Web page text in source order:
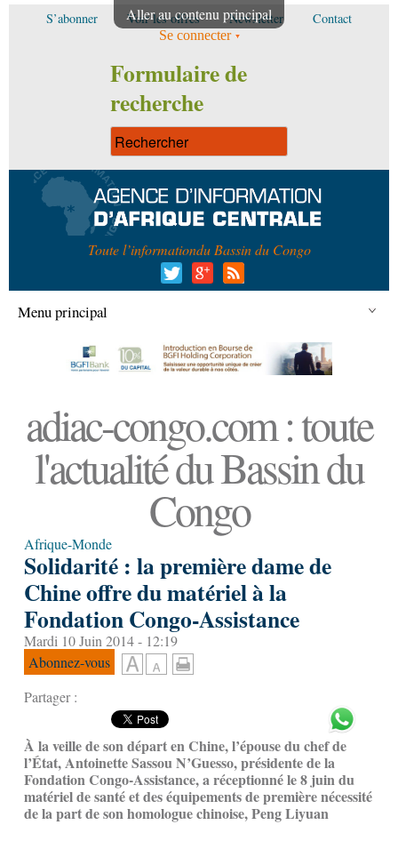
Aller au contenu principal
S’abonner Voir les offres Newsletter Contact
Se connecter
Formulaire de
recherche
Toute l’informationdu Bassin du Congo
Menu principal
adiac-congo.com : toute
l'actualité du Bassin du
Congo
Afrique-Monde
Solidarité : la première dame de
Chine offre du matériel à la
Fondation Congo-Assistance
Mardi 10 Juin 2014 - 12:19
Abonnez-vous
Partager :
À la veille de son départ en Chine, l’épouse du chef de
l’État, Antoinette Sassou N’Guesso, présidente de la
Fondation Congo-Assistance, a réceptionné le 8 juin du
matériel de santé et des équipements de première nécessité
de la part de son homologue chinoise, Peng Liyuan